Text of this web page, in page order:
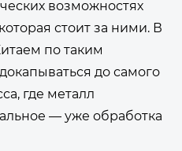
возможностях
стоит за ними. В
по таким
до самого
где металл
— уже обработка